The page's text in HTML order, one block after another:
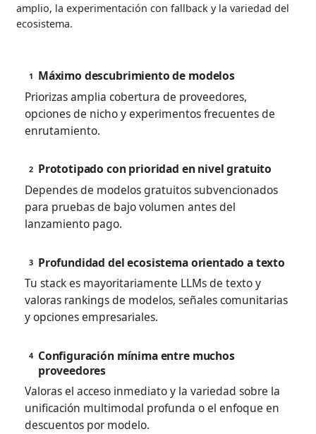
amplio, la experimentación con fallback y la variedad del
ecosistema.
1 Máximo descubrimiento de modelos
Priorizas amplia cobertura de proveedores,
opciones de nicho y experimentos frecuentes de
enrutamiento.
2 Prototipado con prioridad en nivel gratuito
Dependes de modelos gratuitos subvencionados
para pruebas de bajo volumen antes del
lanzamiento pago.
3 Profundidad del ecosistema orientado a texto
Tu stack es mayoritariamente LLMs de texto y
valoras rankings de modelos, señales comunitarias
y opciones empresariales.
4 Configuración mínima entre muchos
proveedores
Valoras el acceso inmediato y la variedad sobre la
unificación multimodal profunda o el enfoque en
descuentos por modelo.